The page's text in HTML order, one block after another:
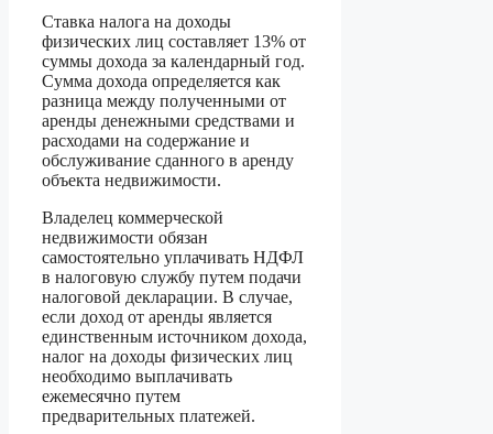
Ставка налога на доходы
физических лиц составляет 13% от
суммы дохода за календарный год.
Сумма дохода определяется как
разница между полученными от
аренды денежными средствами и
расходами на содержание и
обслуживание сданного в аренду
объекта недвижимости.
Владелец коммерческой
недвижимости обязан
самостоятельно уплачивать НДФЛ
в налоговую службу путем подачи
налоговой декларации. В случае,
если доход от аренды является
единственным источником дохода,
налог на доходы физических лиц
необходимо выплачивать
ежемесячно путем
предварительных платежей.